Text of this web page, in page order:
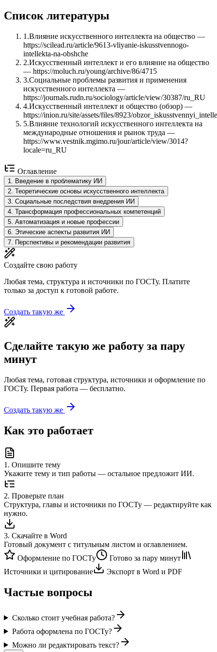
Список литературы
1 .Влияние искусственного интеллекта на общество —
https://scilead.ru/article/9613-vliyanie-iskusstvennogo-
intellekta-na-obshche
2.Искусственный интеллект и его влияние на общество
— https://moluch.ru/young/archive/86/4715
3.Социальные проблемы развития и применения
искусственного интеллекта —
https://journals.rudn.ru/sociology/article/view/30387/ru_RU
4.Искусственный интеллект и общество (обзор) —
https://inion.ru/site/assets/files/8923/
5.Влияние технологий искусственного интеллекта на
международные отношения и рынок труда —
https://www.vestnik.mgimo.ru/jour/article/view/3014?
locale=ru_RU
Оглавление
1. Введение в проблематику ИИ
2. Теоретические основы искусственного интеллекта
3. Социальные последствия внедрения ИИ
4. Трансформация профессиональных компетенций
5. Автоматизация и новые профессии
6. Этические аспекты развития ИИ
7. Перспективы и рекомендации развития
Создайте свою работу
Любая тема, структура и источники по ГОСТу. Платите
только за доступ к готовой работе.
Создать такую же
Сделайте такую же работу за пару
минут
Любая тема, готовая структура, источники и оформление по
ГОСТу. Первая работа — бесплатно.
Создать такую же
Как это работает
1 . Опишите тему
Укажите тему и тип работы — остальное предложит ИИ.
2. Проверьте план
Структура, главы и источники по ГОСТу — редактируйте как
нужно.
3. Скачайте в Word
Готовый документ с титульным листом и оглавлением.
Оформление по ГОСТу
Готово за пару минут
Источники и цитирование
Экспорт в Word и PDF
Частые вопросы
Сколько стоит учебная работа?
Работа оформлена по ГОСТу?
Можно ли редактировать текст?